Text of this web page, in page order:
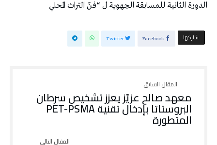
الدورة الثانية للمسابقة الجهوية ل “فنّ التراث المحلي
‫‫ شاركها‬ Facebook
Twitter
معهد صالح عزيّز يعزز تشخيص سرطان
البروستاتا بإدخال تقنية PET-PSMA
المتطورة